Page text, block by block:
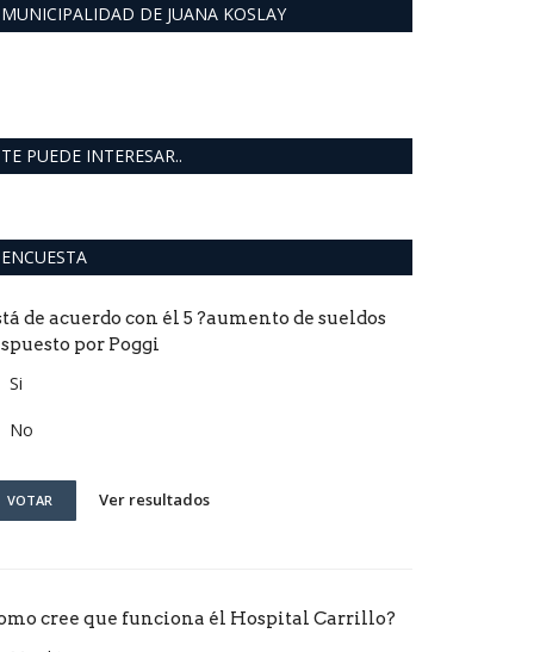
MUNICIPALIDAD DE JUANA KOSLAY
TE PUEDE INTERESAR..
ENCUESTA
de acuerdo con él 5 ?aumento de sueldos
por Poggi
Si
No
VOTAR Ver resultados
cree que funciona él Hospital Carrillo?